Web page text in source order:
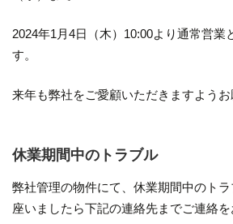
2024年1月4日（木）10:00より通常営業
す。
来年も弊社をご愛顧いただきますようお
休業期間中のトラブル
弊社管理の物件にて、休業期間中のト
座いましたら下記の連絡先までご連絡を